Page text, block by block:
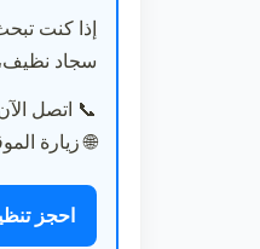
إذا كنت
سجاد
📞 اتصل
🌐زيارة
احجز